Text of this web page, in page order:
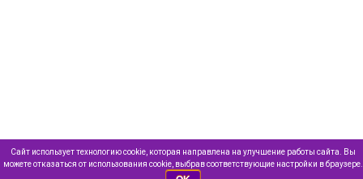
Сайт использует технологию cookie, которая направлена на улучшение работы сайта. Вы
можете отказаться от использования cookie, выбрав соответствующие настройки в браузере.